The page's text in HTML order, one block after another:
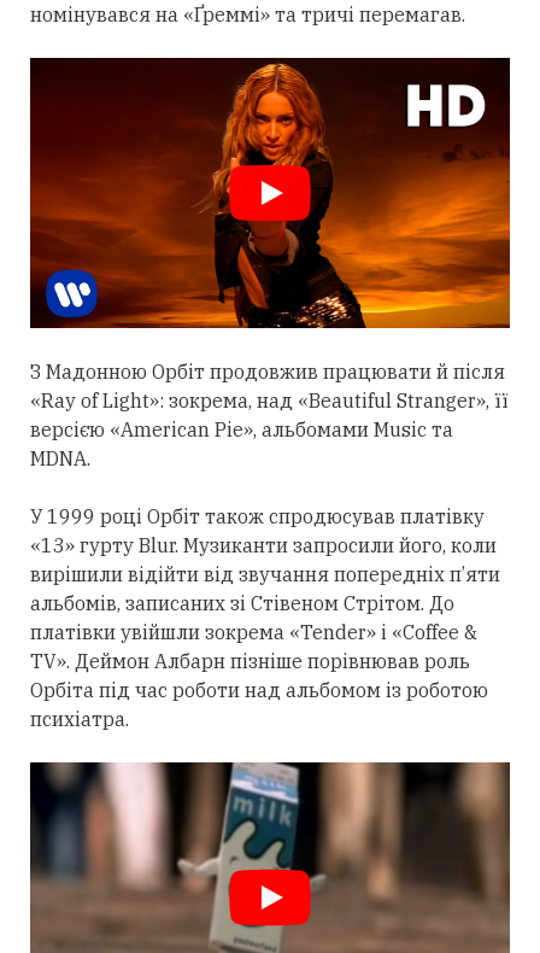
номінувався на «Ґреммі» та тричі перемагав.
З Мадонною Орбіт продовжив працювати й після
«Ray of Light»: зокрема, над «Beautiful Stranger», її
версією «American Pie», альбомами Music та
MDNA.
У 1999 році Орбіт також спродюсував платівку
«13» гурту Blur. Музиканти запросили його, коли
вирішили відійти від звучання попередніх п’яти
альбомів, записаних зі Стівеном Стрітом. До
платівки увійшли зокрема «Tender» і «Coffee &
TV». Деймон Албарн пізніше порівнював роль
Орбіта під час роботи над альбомом із роботою
психіатра.